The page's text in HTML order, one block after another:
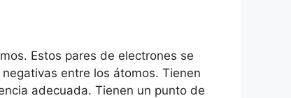
Estos pares de electrones se
entre los átomos. Tienen
adecuada. Tienen un punto de